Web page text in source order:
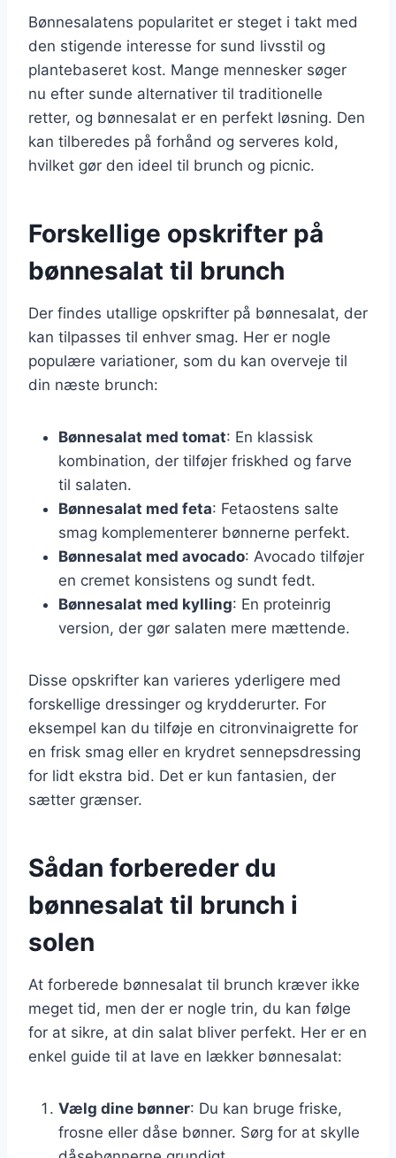
Bønnesalatens popularitet er steget i takt med
den stigende interesse for sund livsstil og
plantebaseret kost. Mange mennesker søger
nu efter sunde alternativer til traditionelle
retter, og bønnesalat er en perfekt løsning. Den
kan tilberedes på forhånd og serveres kold,
hvilket gør den ideel til brunch og picnic.
Forskellige opskrifter på
bønnesalat til brunch
Der findes utallige opskrifter på bønnesalat, der
kan tilpasses til enhver smag. Her er nogle
populære variationer, som du kan overveje til
din næste brunch:
Bønnesalat med tomat: En klassisk
kombination, der tilføjer friskhed og farve
til salaten.
Bønnesalat med feta: Fetaostens salte
smag komplementerer bønnerne perfekt.
Bønnesalat med avocado: Avocado tilføjer
en cremet konsistens og sundt fedt.
Bønnesalat med kylling: En proteinrig
version, der gør salaten mere mættende.
Disse opskrifter kan varieres yderligere med
forskellige dressinger og krydderurter. For
eksempel kan du tilføje en citronvinaigrette for
en frisk smag eller en krydret sennepsdressing
for lidt ekstra bid. Det er kun fantasien, der
sætter grænser.
Sådan forbereder du
bønnesalat til brunch i
solen
At forberede bønnesalat til brunch kræver ikke
meget tid, men der er nogle trin, du kan følge
for at sikre, at din salat bliver perfekt. Her er en
enkel guide til at lave en lækker bønnesalat:
Vælg dine bønner: Du kan bruge friske,
frosne eller dåse bønner. Sørg for at skylle